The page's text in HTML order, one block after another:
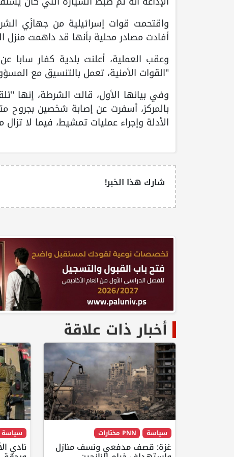
واقتحمت قوات إسرائيلية من جهازَي
أفادت مصادر محلية بأنها قد داهمت منزل
وعقب العملية، أعلنت بلدية كفار سابا
"القوات الأمنية، تعمل بالتنسيق مع
وفي بيانها الأول، قالت الشرطة، إنها
بالمركز، أسفرت عن إصابة شخصين
الأدلة وإجراء عمليات تمشيط، فيما لا
شارك هذا الخبر!
أخبار ذات علاقة
سياسة PNN مختارات
غزة: قصف مدفعي ونسف منازل
سياسة
نادي